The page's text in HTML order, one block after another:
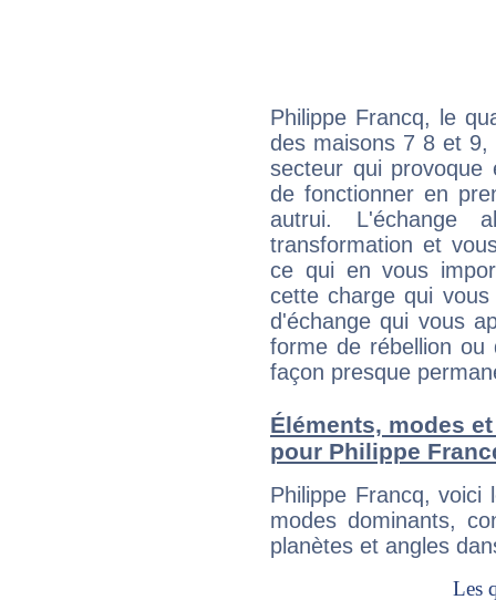
Philippe Francq, le
des maisons 7 8 et
secteur qui provoque
de fonctionner en
autrui. L'échange
transformation et
ce qui en vous
cette charge qui
d'échange qui vous
forme de rébellion ou
façon presque
Éléments, modes
pour Philippe
Philippe Francq, voici
modes dominants,
planètes et angles